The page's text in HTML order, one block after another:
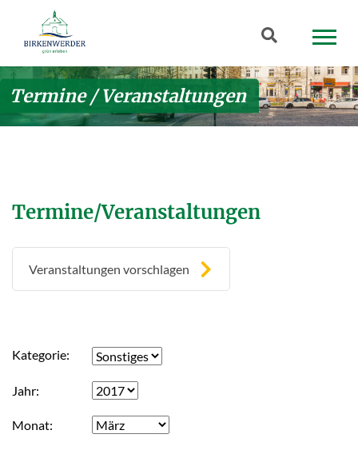
Zum Hauptinhalt springen
Suchbegriff
Termine / Veranstaltungen
Termine/Veranstaltungen
Veranstaltungen vorschlagen
Kategorie
Jahr
Monat